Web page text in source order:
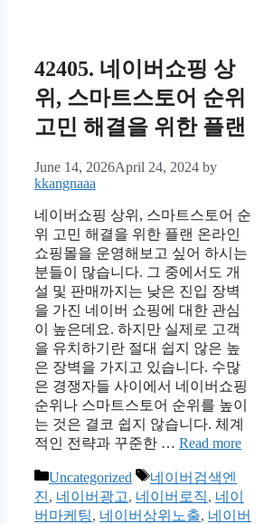
42405. 네이버쇼핑 상
위, 스마트스토어 순위
고민 해결을 위한 플랜
June 14, 2026April 24, 2024 by
kkangnaaa
네이버쇼핑 상위, 스마트스토어 순
위 고민 해결을 위한 플랜 온라인
쇼핑몰을 운영해보고 싶어 하시는
분들이 많습니다. 그 중에서도 개
설 및 판매까지는 낮은 진입 장벽
을 가진 네이버 쇼핑에 대한 관심
이 높은데요. 하지만 실제로 고객
을 유치하기란 절대 쉽지 않은 높
은 장벽을 가지고 있습니다. 수많
은 경쟁자들 사이에서 네이버쇼핑
순위나 스마트스토어 순위를 높이
는 것은 결코 쉽지 않습니다. 체계
적인 전략과 꾸준한 … Read more
Categories
Uncategorized Tags
네이버검색엔
진, 네이버광고, 네이버로직, 네이
버마케팅, 네이버상위노출, 네이버